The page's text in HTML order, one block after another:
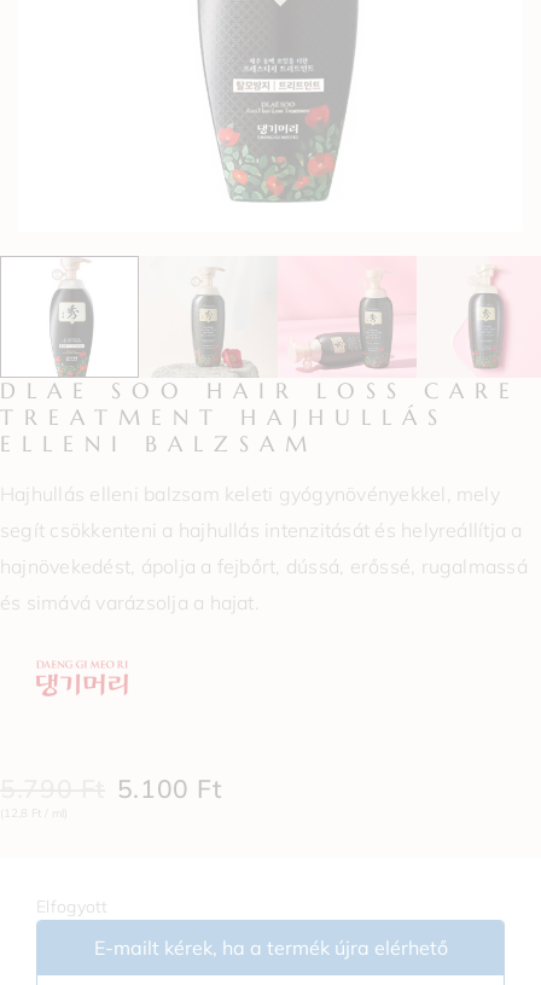
DLAE SOO HAIR LOSS CARE
TREATMENT HAJHULLÁS
ELLENI BALZSAM
Hajhullás elleni balzsam keleti gyógynövényekkel, mely
segít csökkenteni a hajhullás intenzitását és helyreállítja a
hajnövekedést, ápolja a fejbőrt, dússá, erőssé, rugalmassá
és simává varázsolja a hajat.
5.100 Ft
(12,8 Ft / ml)
Elfogyott
E-mailt kérek, ha a termék újra elérhető